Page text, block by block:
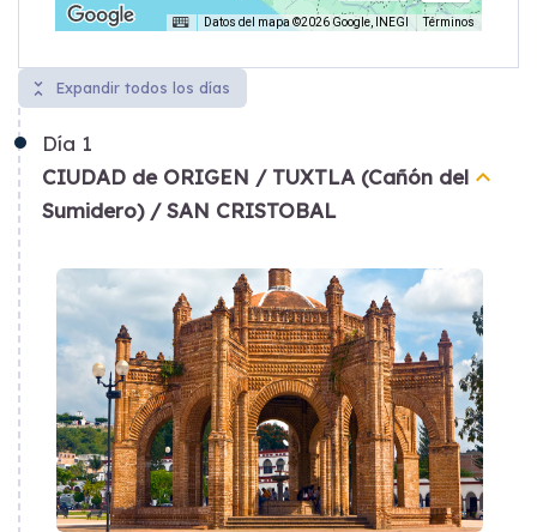
Día 1
CIUDAD de ORIGEN / TUXTLA (Cañón del
Sumidero) / SAN CRISTOBAL
keyboard_arrow_up
unfold_less Expandir todos los días
Datos del mapa ©2026 Google, INEGI Términos